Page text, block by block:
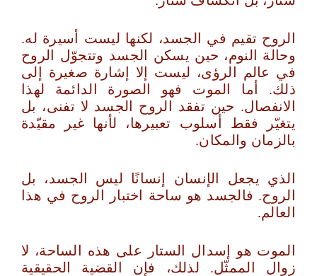
الروح تقيم في الجسد، لكنها ليست أسيرة له.
وحالة النوم، حين يسكن الجسد وتتجوّل الروح
في عالم الرؤى، ليست إلا إشارة صغيرة إلى
ذلك. أما الموت فهو الصورة الدائمة لهذا
الانفصال. حين تفقد الروح الجسد لا تفنى، بل
يتغيّر فقط أسلوب تعبيرها، لأنها غير مقيّدة
بالزمان والمكان.
الذي يجعل الإنسان إنسانًا ليس الجسد، بل
الروح. فالجسد هو ساحة اختبار الروح في هذا
العالم.
الموت هو إسدال الستار على هذه الساحة، لا
زوال الممثّل. لذلك، فإن القضية الحقيقية